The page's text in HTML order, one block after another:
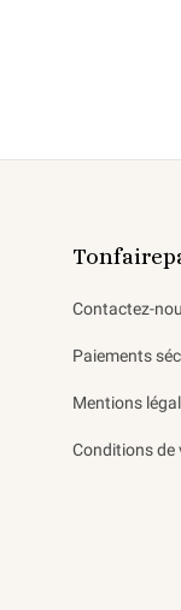
Contactez-
Paiements
Mentions
Conditions de